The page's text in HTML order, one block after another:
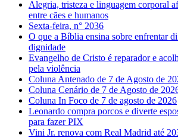
Alegria, tristeza e linguagem corporal
entre cães e humanos
Sexta-feira, n° 2036
O que a Bíblia ensina sobre enfrentar
dignidade
Evangelho de Cristo é reparador e
pela violência
Coluna Antenado de 7 de Agosto de
Coluna Cenário de 7 de Agosto de
Coluna In Foco de 7 de agosto de 2026
Leonardo compra porcos e diverte
para fazer PIX
Vini Jr. renova com Real Madrid até